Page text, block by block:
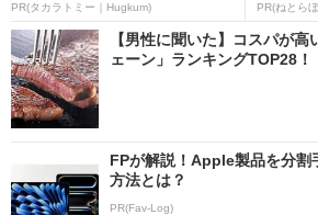
PR(タカラトミー｜Hugkum) PR(ねとら
【男性に聞いた】コスパが
ェーン」ランキングTOP28
FPが解説！Apple製品を分割
方法とは？
PR(Fav-Log)